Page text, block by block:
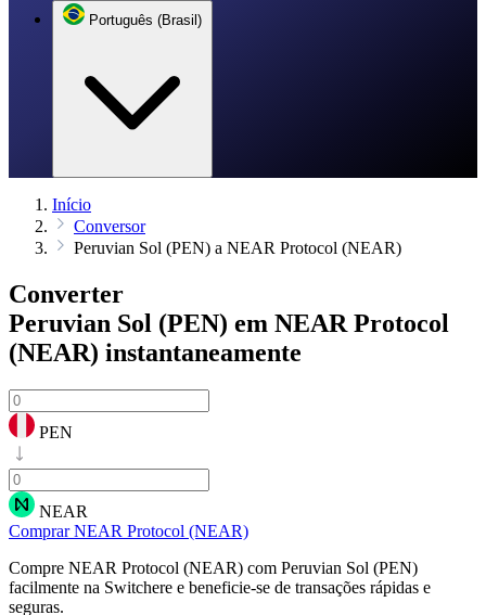
Português (Brasil)
Início
Conversor
Peruvian Sol (PEN) a NEAR Protocol (NEAR)
Converter
Peruvian Sol (PEN) em NEAR Protocol
(NEAR) instantaneamente
PEN
NEAR
Comprar NEAR Protocol (NEAR)
Compre NEAR Protocol (NEAR) com Peruvian Sol (PEN)
facilmente na Switchere e beneficie-se de transações rápidas e
seguras.